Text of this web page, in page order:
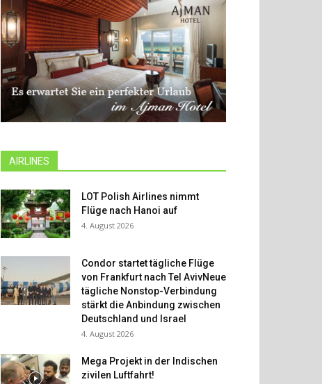
AIRLINES
LOT Polish Airlines nimmt
Flüge nach Hanoi auf
4. August 2026
Condor startet tägliche Flüge
von Frankfurt nach Tel AvivNeue
tägliche Nonstop-Verbindung
stärkt die Anbindung zwischen
Deutschland und Israel
4. August 2026
Mega Projekt in der Indischen
zivilen Luftfahrt!